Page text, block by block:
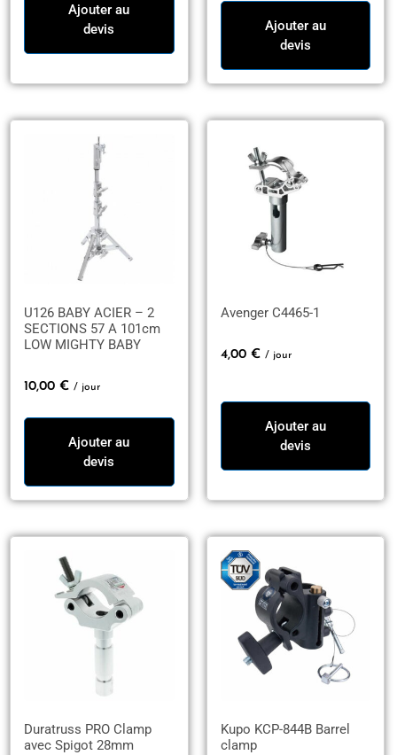
Ajouter au
devis
Ajouter au
devis
U126 BABY ACIER – 2
SECTIONS 57 A 101cm
LOW MIGHTY BABY
10,00 € / jour
Ajouter au
devis
Avenger C4465-1
4,00 € / jour
Ajouter au
devis
Duratruss PRO Clamp
avec Spigot 28mm
Kupo KCP-844B Barrel
clamp